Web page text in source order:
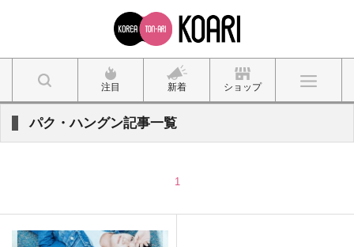
注目 新着 ショップ
パク・ハングン記事一覧
1